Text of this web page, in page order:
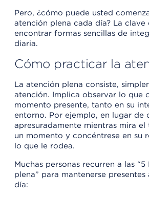
Pero, ¿cómo puede usted
atención plena cada día? La clave
encontrar formas sencillas de
diaria.
Cómo practicar la
La atención plena consiste,
atención. Implica observar lo que
momento presente, tanto en su
entorno. Por ejemplo, en lugar de
apresuradamente mientras mira
un momento y concéntrese en su
lo que le rodea.
Muchas personas recurren a las
plena” para mantenerse presentes
día: